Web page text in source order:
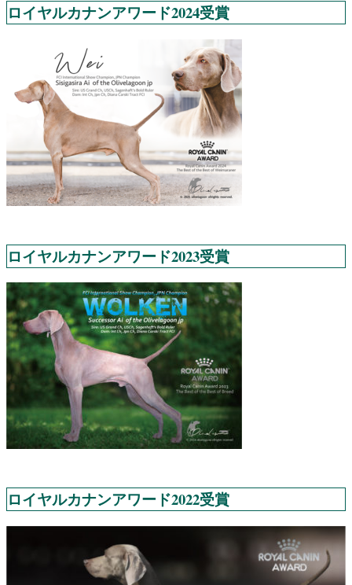
ロイヤルカナンアワード2024受賞
ロイヤルカナンアワード2023受賞
ロイヤルカナンアワード2022受賞